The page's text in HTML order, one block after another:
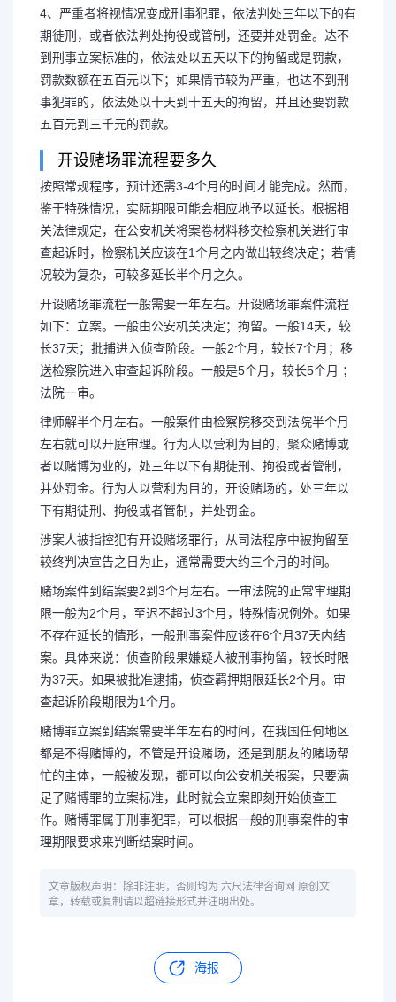
4、严重者将视情况变成刑事犯罪，依法判处三年以下的有
期徒刑，或者依法判处拘役或管制，还要并处罚金。达不
到刑事立案标准的，依法处以五天以下的拘留或是罚款，
罚款数额在五百元以下；如果情节较为严重，也达不到刑
事犯罪的，依法处以十天到十五天的拘留，并且还要罚款
五百元到三千元的罚款。
开设赌场罪流程要多久
按照常规程序，预计还需3-4个月的时间才能完成。然而，
鉴于特殊情况，实际期限可能会相应地予以延长。根据相
关法律规定，在公安机关将案卷材料移交检察机关进行审
查起诉时，检察机关应该在1个月之内做出较终决定；若情
况较为复杂，可较多延长半个月之久。
开设赌场罪流程一般需要一年左右。开设赌场罪案件流程
如下：立案。一般由公安机关决定；拘留。一般14天，较
长37天；批捕进入侦查阶段。一般2个月，较长7个月；移
送检察院进入审查起诉阶段。一般是5个月，较长5个月 ；
法院一审。
律师解半个月左右。一般案件由检察院移交到法院半个月
左右就可以开庭审理。行为人以营利为目的，聚众赌博或
者以赌博为业的，处三年以下有期徒刑、拘役或者管制，
并处罚金。行为人以营利为目的，开设赌场的，处三年以
下有期徒刑、拘役或者管制，并处罚金。
涉案人被指控犯有开设赌场罪行，从司法程序中被拘留至
较终判决宣告之日为止，通常需要大约三个月的时间。
赌场案件到结案要2到3个月左右。一审法院的正常审理期
限一般为2个月，至迟不超过3个月，特殊情况例外。如果
不存在延长的情形，一般刑事案件应该在6个月37天内结
案。具体来说：侦查阶段果嫌疑人被刑事拘留，较长时限
为37天。如果被批准逮捕，侦查羁押期限延长2个月。审
查起诉阶段期限为1个月。
赌博罪立案到结案需要半年左右的时间，在我国任何地区
都是不得赌博的，不管是开设赌场，还是到朋友的赌场帮
忙的主体，一般被发现，都可以向公安机关报案，只要满
足了赌博罪的立案标准，此时就会立案即刻开始侦查工
作。赌博罪属于刑事犯罪，可以根据一般的刑事案件的审
理期限要求来判断结案时间。
文章版权声明：除非注明，否则均为 六尺法律咨询网 原创文
章，转载或复制请以超链接形式并注明出处。
海报